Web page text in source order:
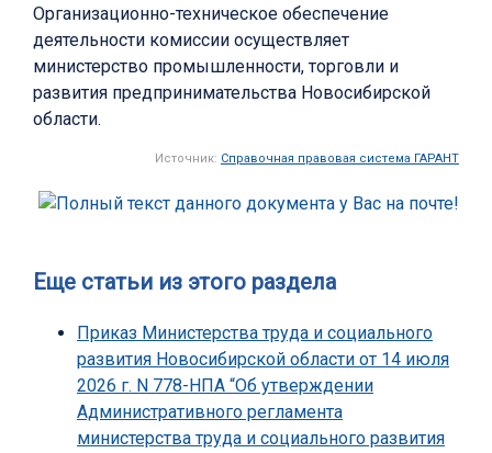
Организационно-техническое обеспечение
деятельности комиссии осуществляет
министерство промышленности, торговли и
развития предпринимательства Новосибирской
области.
Источник: Справочная правовая система ГАРАНТ
Еще статьи из этого раздела
Приказ Министерства труда и социального
развития Новосибирской области от 14 июля
2026 г. N 778-НПА “Об утверждении
Административного регламента
министерства труда и социального развития